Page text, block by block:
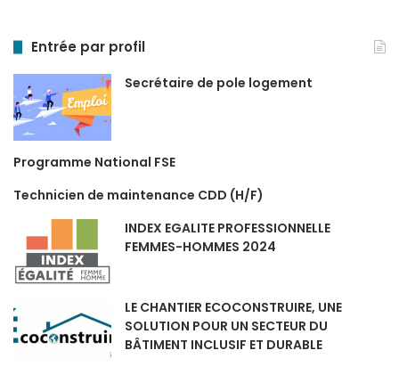
Entrée par profil
Secrétaire de pole logement
Programme National FSE
Technicien de maintenance CDD (H/F)
INDEX EGALITE PROFESSIONNELLE
FEMMES-HOMMES 2024
LE CHANTIER ECOCONSTRUIRE, UNE
SOLUTION POUR UN SECTEUR DU
BÂTIMENT INCLUSIF ET DURABLE